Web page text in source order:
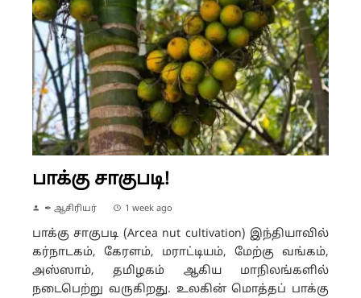
பாக்கு சாகுபடி!
✒ ஆசிரியர் 1 week ago
பாக்கு சாகுபடி (Arcea nut cultivation) இந்தியாவில்
கர்நாடகம், கேரளம், மராட்டியம், மேற்கு வங்கம்,
அஸ்ஸாம், தமிழகம் ஆகிய மாநிலங்களில்
நடைபெற்று வருகிறது. உலகின் மொத்தப் பாக்கு